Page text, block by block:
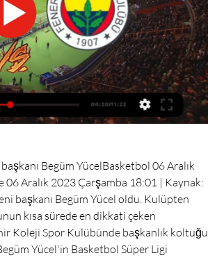
Begüm YücelBasketbol 06 Aralık
Aralık 2023 Çarşamba 18:01 | Kaynak:
başkanı Begüm Yücel oldu. Kulüpten
kısa sürede en dikkati çeken
Koleji Spor Kulübünde başkanlık koltuğu
Yücel'in Basketbol Süper Ligi